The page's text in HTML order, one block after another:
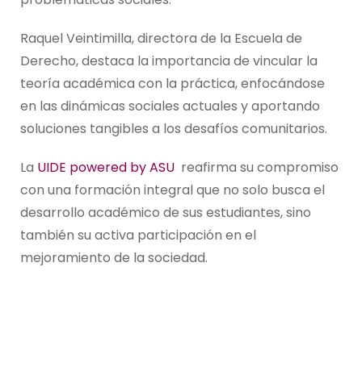
Raquel Veintimilla, directora de la Escuela de
Derecho, destaca la importancia de vincular la
teoría académica con la práctica, enfocándose
en las dinámicas sociales actuales y aportando
soluciones tangibles a los desafíos comunitarios.
La UIDE powered by ASU reafirma su compromiso
con una formación integral que no solo busca el
desarrollo académico de sus estudiantes, sino
también su activa participación en el
mejoramiento de la sociedad.